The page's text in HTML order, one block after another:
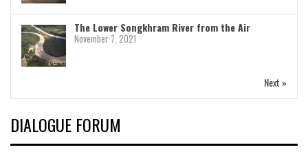
The Lower Songkhram River from the Air
November 7, 2021
Next »
DIALOGUE FORUM